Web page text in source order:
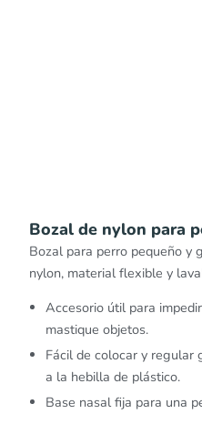
Bozal de nylon para
Bozal para perro pequeño y
nylon, material flexible y
Accesorio útil para
mastique objetos.
Fácil de colocar y
a la hebilla de plástico.
Base nasal fija para una